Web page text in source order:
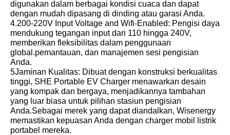
digunakan dalam berbagai kondisi cuaca dan dapat
dengan mudah dipasang di dinding atau garasi Anda.
4.200-220V Input Voltage and Wifi-Enabled: Pengisi daya
mendukung tegangan input dari 110 hingga 240V,
memberikan fleksibilitas dalam penggunaan
global.pemantauan, dan manajemen sesi pengisian
Anda.
5Jaminan Kualitas: Dibuat dengan konstruksi berkualitas
tinggi, SHE Portable EV Charger menawarkan desain
yang kompak dan bergaya, menjadikannya tambahan
yang luar biasa untuk pilihan stasiun pengisian
Anda.Sebagai merek yang dapat diandalkan, Wisenergy
memastikan kepuasan Anda dengan charger mobil listrik
portabel mereka.